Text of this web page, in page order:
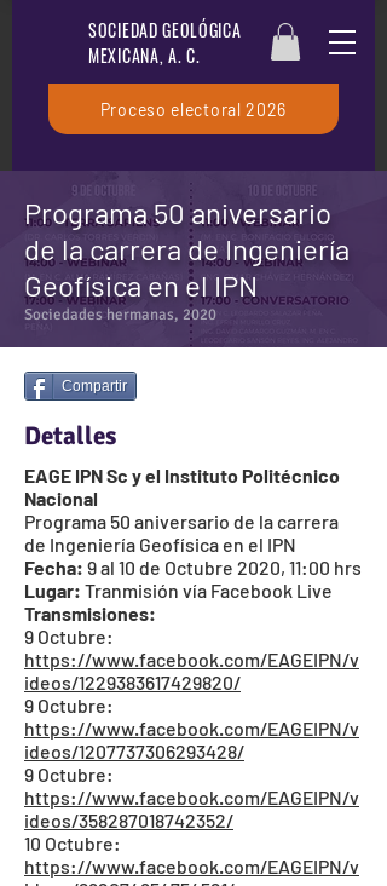
SOCIEDAD GEOLÓGICA
MEXICANA, A. C.
Proceso electoral 2026
Programa 50 aniversario
de la carrera de Ingeniería
Geofísica en el IPN
Sociedades hermanas, 2020
Compartir
Detalles
EAGE IPN Sc y el Instituto Politécnico
Nacional
Programa 50 aniversario de la carrera
de Ingeniería Geofísica en el IPN
Fecha: 9 al 10 de Octubre 2020, 11:00 hrs
Lugar: Tranmisión vía Facebook Live
Transmisiones:
9 Octubre:
https://www.facebook.com/EAGEIPN/v
ideos/1229383617429820/
9 Octubre:
https://www.facebook.com/EAGEIPN/v
ideos/1207737306293428/
9 Octubre:
https://www.facebook.com/EAGEIPN/v
ideos/358287018742352/
10 Octubre:
https://www.facebook.com/EAGEIPN/v